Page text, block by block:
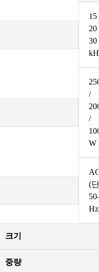
15
20
30
/
/
W
(
Hz
크기
중량